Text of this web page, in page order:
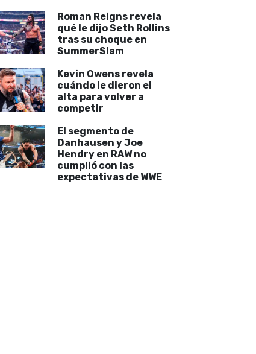
Roman Reigns revela
qué le dijo Seth Rollins
tras su choque en
SummerSlam
Kevin Owens revela
cuándo le dieron el
alta para volver a
competir
El segmento de
Danhausen y Joe
Hendry en RAW no
cumplió con las
expectativas de WWE